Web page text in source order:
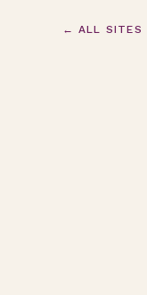
← ALL SITES